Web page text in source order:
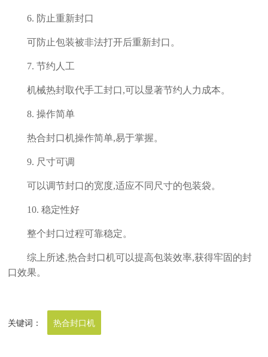
6. 防止重新封口
可防止包装被非法打开后重新封口。
7. 节约人工
机械热封取代手工封口,可以显著节约人力成本。
8. 操作简单
热合封口机操作简单,易于掌握。
9. 尺寸可调
可以调节封口的宽度,适应不同尺寸的包装袋。
10. 稳定性好
整个封口过程可靠稳定。
综上所述,热合封口机可以提高包装效率,获得牢固的封
口效果。
关键词： 热合封口机